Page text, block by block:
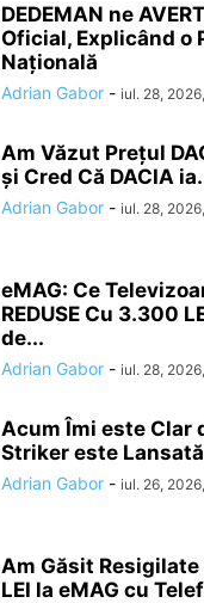
DEDEMAN ne
Oficial, Explicând o
Națională
Adrian Gabor - iul. 28,
Am Văzut Prețul
și Cred Că DACIA
Adrian Gabor - iul. 28,
eMAG: Ce
REDUSE Cu 3.300
de...
Adrian Gabor - iul. 28,
Acum Îmi este Clar
Striker este
Adrian Gabor - iul. 26,
Am Găsit Resigilate
LEI la eMAG cu